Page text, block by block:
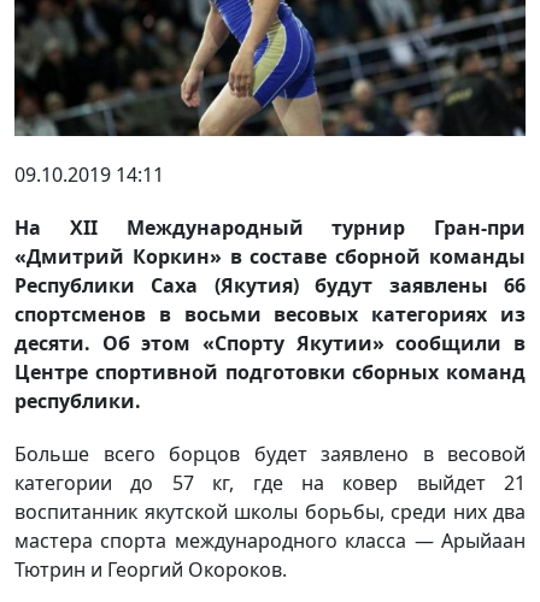
09.10.2019 14:11
На XII Международный турнир Гран-при
«Дмитрий Коркин» в составе сборной команды
Республики Саха (Якутия) будут заявлены 66
спортсменов в восьми весовых категориях из
десяти. Об этом «Спорту Якутии» сообщили в
Центре спортивной подготовки сборных команд
республики.
Больше всего борцов будет заявлено в весовой
категории до 57 кг, где на ковер выйдет 21
воспитанник якутской школы борьбы, среди них два
мастера спорта международного класса — Арыйаан
Тютрин и Георгий Окороков.